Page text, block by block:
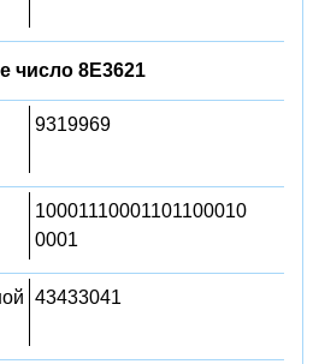
число 8E3621
9319969
10001110001101100010
0001
43433041